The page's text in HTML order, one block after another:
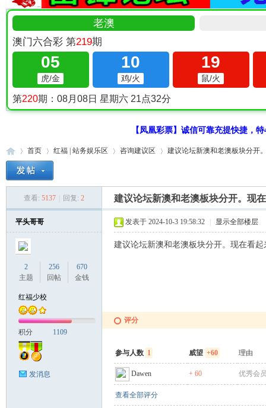
【凤凰彩票】诚信可靠充提快捷，
首页
›
红福 | 站务娱乐区 咨询建议区
›
建议论坛新澳和老澳板块分开
查看: 5137 回复: 2 建议论坛新澳和老澳板块分开。现
平头哥哥
2
主题
256
回帖
670
金钱
红福少校
积分 1109
发消息
发表于 2024-10-3 19:58:32 显示全部楼层
建议论坛新澳和老澳板块分开。现在看
评分
参与人数 1 威望 +60 理由
Dawen + 60 优秀会
查看全部评分